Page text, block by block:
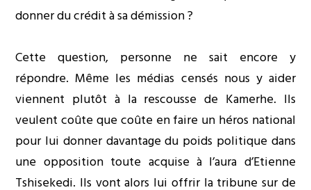
donner du crédit à sa démission ?
Cette question, personne ne sait encore y
répondre. Même les médias censés nous y aider
viennent plutôt à la rescousse de Kamerhe. Ils
veulent coûte que coûte en faire un héros national
pour lui donner davantage du poids politique dans
une opposition toute acquise à l’aura d’Etienne
Tshisekedi. Ils vont alors lui offrir la tribune sur de